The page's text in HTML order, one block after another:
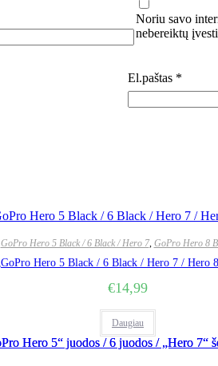
El.paštas *
Noriu savo
nebereiktų
GoPro Hero 5 Black / 6 Black / Hero 7, GoPro Hero 8
„GoPro Hero 5 Black / 6 Black / Hero 7 / Hero
€14,99
Daugiau